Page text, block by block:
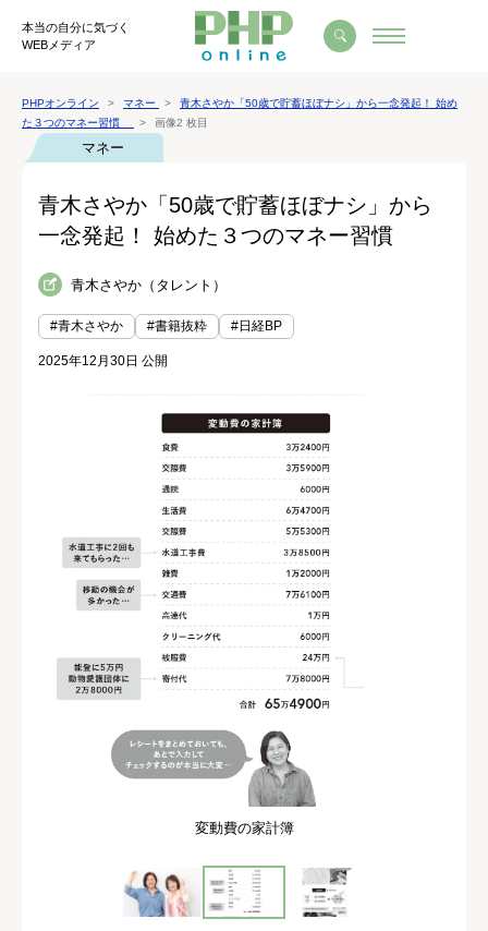
本当の自分に気づく
WEBメディア
PHPオンライン マネー
青木さやか「50歳で貯蓄ほぼナシ」から一念発起！ 始め
た３つのマネー習慣
画像2 枚目
マネー
青木さやか「50歳で貯蓄ほぼナシ」から
一念発起！ 始めた３つのマネー習慣
青木さやか（タレント）
#青木さやか #書籍抜粋 #日経BP
2025年12月30日 公開
変動費の家計簿